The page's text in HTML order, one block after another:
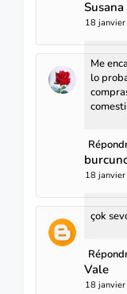
18
Me
lo
18
çok
Vale
18